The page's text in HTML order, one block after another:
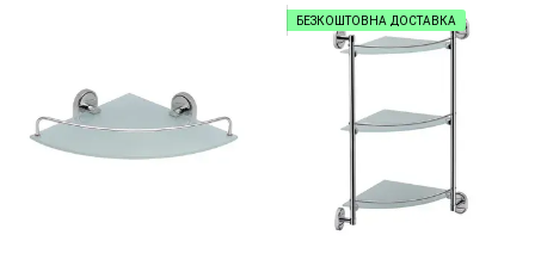
БЕЗКОШТОВНА ДОСТАВКА